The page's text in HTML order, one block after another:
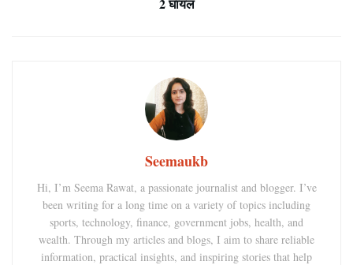
Seemaukb
Hi, I’m Seema Rawat, a passionate journalist and blogger. I’ve
been writing for a long time on a variety of topics including
sports, technology, finance, government jobs, health, and
wealth. Through my articles and blogs, I aim to share reliable
information, practical insights, and inspiring stories that help